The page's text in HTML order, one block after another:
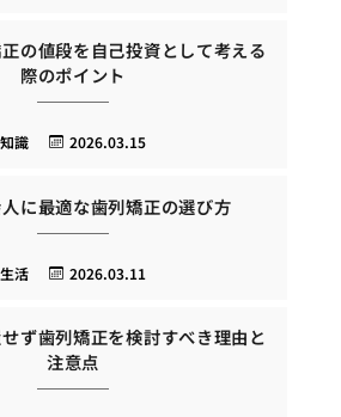
の値段を自己投資として考える
際のポイント
2026.03.15
知識
に最適な歯列矯正の選び方
2026.03.11
生活
ず歯列矯正を検討すべき理由と
注意点